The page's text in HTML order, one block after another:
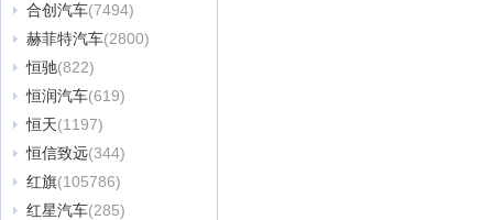
合创汽车(7494)
赫菲特汽车(2800)
恒驰(822)
恒润汽车(619)
恒天(1197)
恒信致远(344)
红旗(105786)
红星汽车(285)